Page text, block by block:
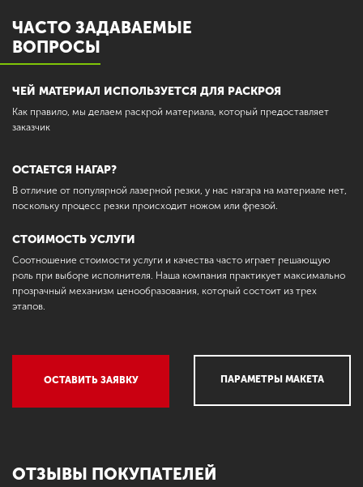
ЧАСТО ЗАДАВАЕМЫЕ
ВОПРОСЫ
ЧЕЙ МАТЕРИАЛ ИСПОЛЬЗУЕТСЯ ДЛЯ РАСКРОЯ
Как правило, мы делаем раскрой материала, который предоставляет
заказчик
ОСТАЕТСЯ НАГАР?
В отличие от популярной лазерной резки, у нас нагара на материале нет,
поскольку процесс резки происходит ножом или фрезой.
СТОИМОСТЬ УСЛУГИ
Соотношение стоимости услуги и качества часто играет решающую
роль при выборе исполнителя. Наша компания практикует максимально
прозрачный механизм ценообразования, который состоит из трех
этапов.
ОСТАВИТЬ ЗАЯВКУ ПАРАМЕТРЫ МАКЕТА
ОТЗЫВЫ ПОКУПАТЕЛЕЙ